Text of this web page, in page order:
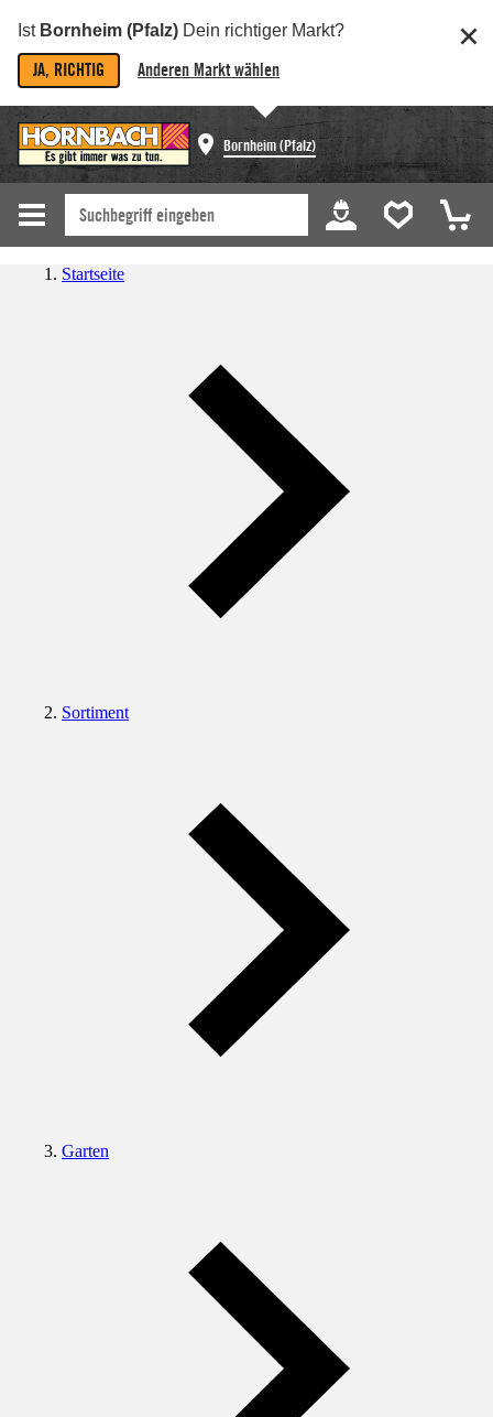
Ist Bornheim (Pfalz) Dein richtiger Markt?
JA, RICHTIG Anderen Markt wählen
Bornheim (Pfalz)
Startseite
Sortiment
Garten